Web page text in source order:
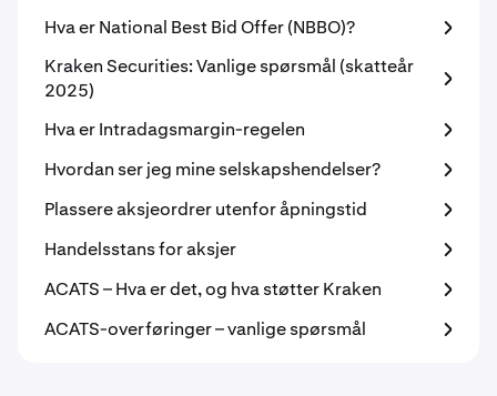
Hva er National Best Bid Offer (NBBO)?
Kraken Securities: Vanlige spørsmål (skatteår
2025)
Hva er Intradagsmargin-regelen
Hvordan ser jeg mine selskapshendelser?
Plassere aksjeordrer utenfor åpningstid
Handelsstans for aksjer
ACATS – Hva er det, og hva støtter Kraken
ACATS-overføringer – vanlige spørsmål